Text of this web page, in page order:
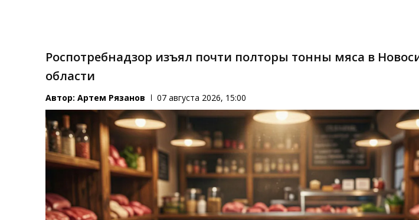
Роспотребнадзор изъял почти полторы тонны мяса в
области
Автор:Артем Рязанов 07 августа 2026, 15:00